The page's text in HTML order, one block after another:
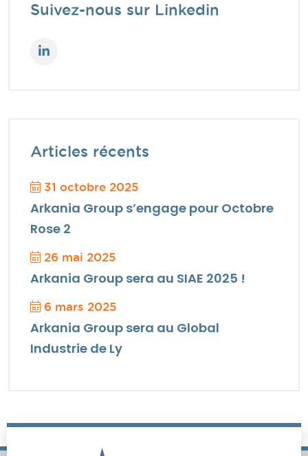
Suivez-nous sur Linkedin
Articles récents
31 octobre 2025
Arkania Group s’engage pour Octobre
Rose 2
26 mai 2025
Arkania Group sera au SIAE 2025 !
6 mars 2025
Arkania Group sera au Global
Industrie de Ly